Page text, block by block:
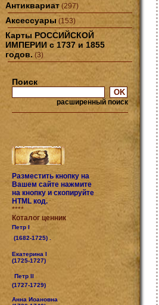
Антиквариат (297)
Аксессуары (153)
Карты РОССИЙСКОЙ
ИМПЕРИИ с 1737 и 1855
годов. (3)
Поиск
расширенный поиск
Разместить кнопку на
Вашем сайте нажмите
на кнопку и скопируйте
HTML код.
****
Коталог ценник
Петр I
(1682-1725) .
Екатерина I
(1725-1727)
Петр II
(1727-1729)
Анна Иоановна